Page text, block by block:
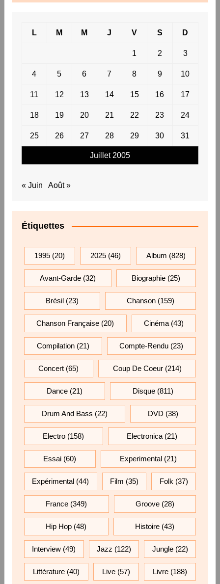
Juillet 2005
L M M J V S D
1 2 3
4 5 6 7 8 9 10
11 12 13 14 15 16 17
18 19 20 21 22 23 24
25 26 27 28 29 30 31
« Juin Août »
Étiquettes
1995(20) 2025 (46) Album (828)
Avant-Garde(32) Biographie (25)
Brésil(23) Chanson (159)
Chanson Française (20) Cinéma(43)
Compilation(21) Compte-Rendu (23)
Concert (65) Coup De Coeur(214)
Dance(21) Disque (811)
Drum And Bass (22) DVD (38)
Electro (158) Electronica(21)
Essai (60) Experimental(21)
Expérimental (44) Film (35) Folk (37)
France (349) Groove(28)
Hip Hop (48) Histoire(43)
Interview (49) Jazz (122) Jungle(22)
Littérature(40) Live (57) Livre (188)